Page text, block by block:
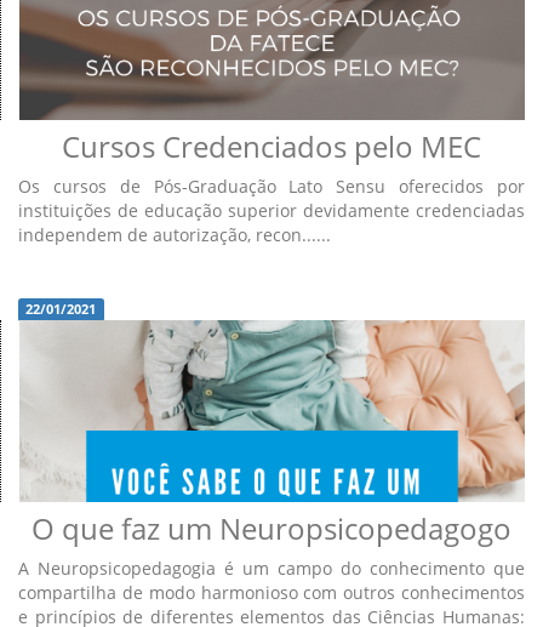
Cursos Credenciados pelo MEC
Os cursos de Pós-Graduação Lato Sensu oferecidos por
instituições de educação superior devidamente credenciadas
independem de autorização, recon......
22/01/2021
O que faz um Neuropsicopedagogo
A Neuropsicopedagogia é um campo do conhecimento que
compartilha de modo harmonioso com outros conhecimentos
e princípios de diferentes elementos das Ciências Humanas: